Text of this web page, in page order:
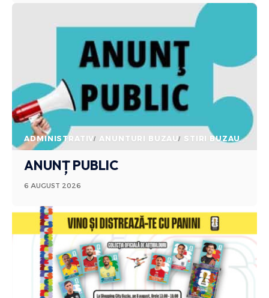
ADMINISTRATIV ANUNTURI BUZAU STIRI BUZAU
ANUNȚ PUBLIC
6 AUGUST 2026